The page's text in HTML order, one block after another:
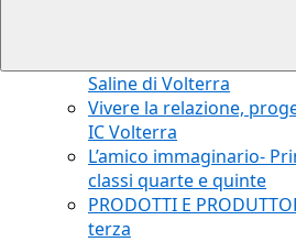
Saline di Volterra
Vivere la relazione,
IC Volterra
L’amico immaginario-
classi quarte e quinte
PRODOTTI E
terza